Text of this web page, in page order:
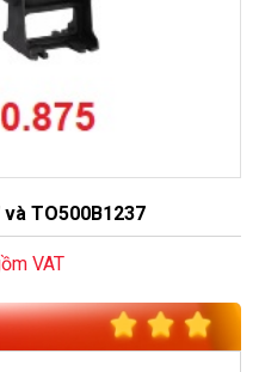
TO500B1237
VAT